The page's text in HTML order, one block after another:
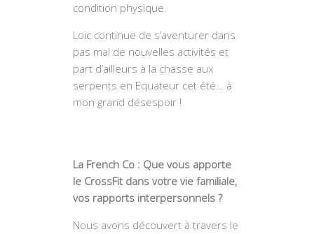
condition physique.
Loic continue de s’aventurer dans
pas mal de nouvelles activités et
part d’ailleurs à la chasse aux
serpents en Equateur cet été… à
mon grand désespoir !
La French Co : Que vous apporte
le CrossFit dans votre vie familiale,
vos rapports interpersonnels ?
Nous avons découvert à travers le